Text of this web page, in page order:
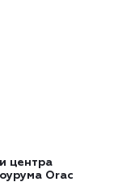
центра
Orac